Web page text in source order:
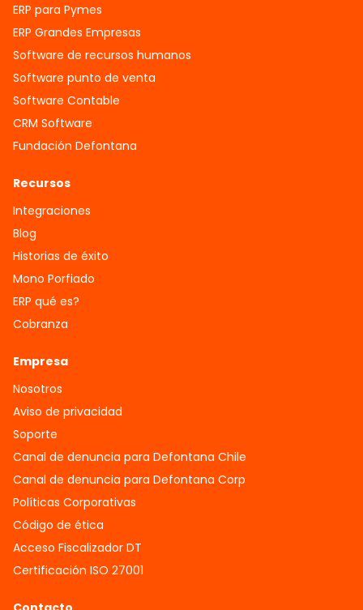
ERP para Pymes
ERP Grandes Empresas
Software de recursos humanos
Software punto de venta
Software Contable
CRM Software
Fundación Defontana
Recursos
Integraciones
Blog
Historias de éxito
Mono Porfiado
ERP qué es?
Cobranza
Empresa
Nosotros
Aviso de privacidad
Soporte
Canal de denuncia para Defontana Chile
Canal de denuncia para Defontana Corp
Políticas Corporativas
Código de ética
Acceso Fiscalizador DT
Certificación ISO 27001